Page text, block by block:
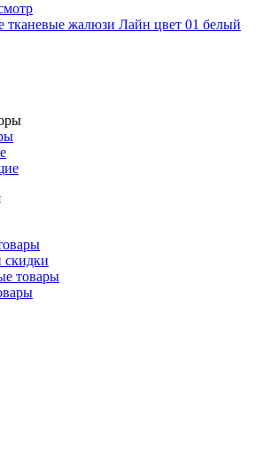
тканевые жалюзи Лайн цвет 01 белый
скидки
товары